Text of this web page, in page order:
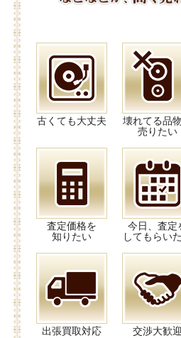
古くても大丈夫
壊れてる品
売りたい
査定価格を
知りたい
今日、査定
してもらい
出張買取対応 交渉大歓迎